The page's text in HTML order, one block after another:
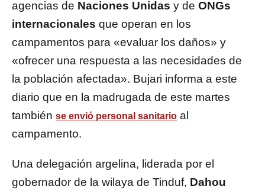
agencias de Naciones Unidas y de ONGs
internacionales que operan en los
campamentos para «evaluar los daños» y
«ofrecer una respuesta a las necesidades de
la población afectada». Bujari informa a este
diario que en la madrugada de este martes
también se envió personal sanitario al
campamento.
Una delegación argelina, liderada por el
gobernador de la wilaya de Tinduf, Dahou